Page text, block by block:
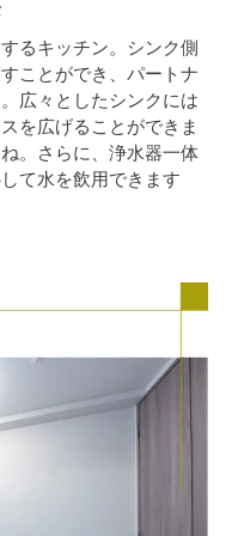
るキッチン。シンク側
ことができ、パートナ
広々としたシンクには
を広げることができま
。さらに、浄水器一体
て水を飲用できます